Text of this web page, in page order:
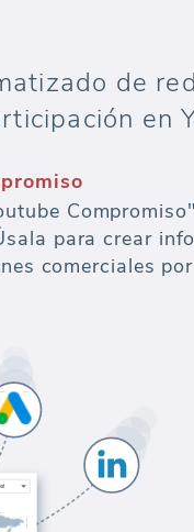
de
en
para crear
comerciales por